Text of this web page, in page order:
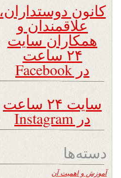
کانون دوستداران،
علاقمندان و
همکاران سایت
۲۴ ساعت
در Facebook
سایت ۲۴ ساعت
در Instagram
دسته‌ها
آموزش و اهمیت آن